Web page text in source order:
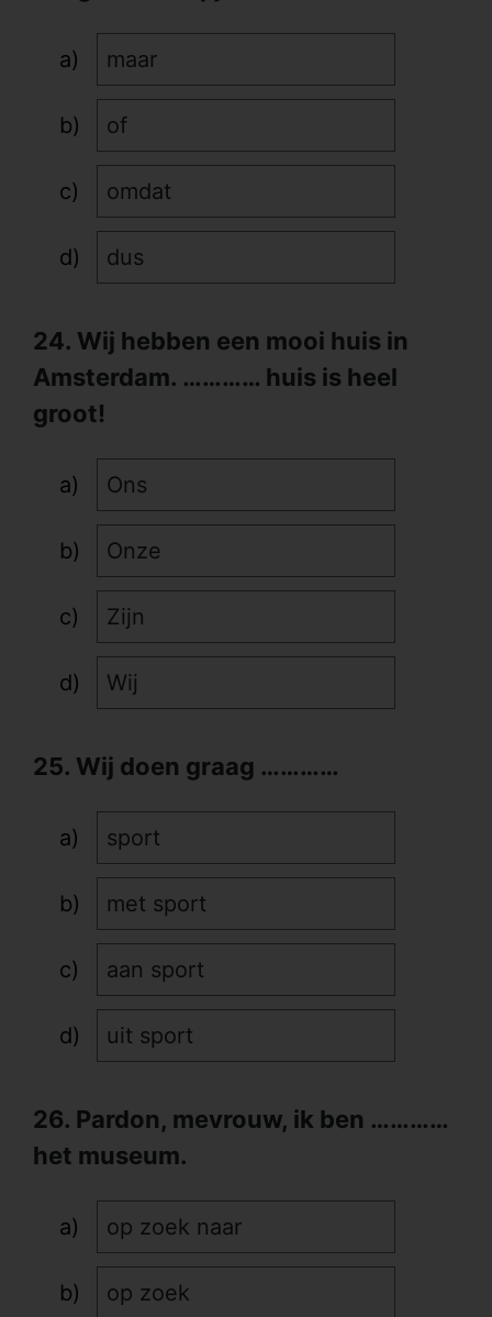
maar
of
omdat
dus
24. Wij hebben een mooi huis in
Amsterdam. ………… huis is heel
groot!
Ons
Onze
Zijn
Wij
25. Wij doen graag …………
sport
met sport
aan sport
uit sport
26. Pardon, mevrouw, ik ben …………
het museum.
op zoek naar
op zoek